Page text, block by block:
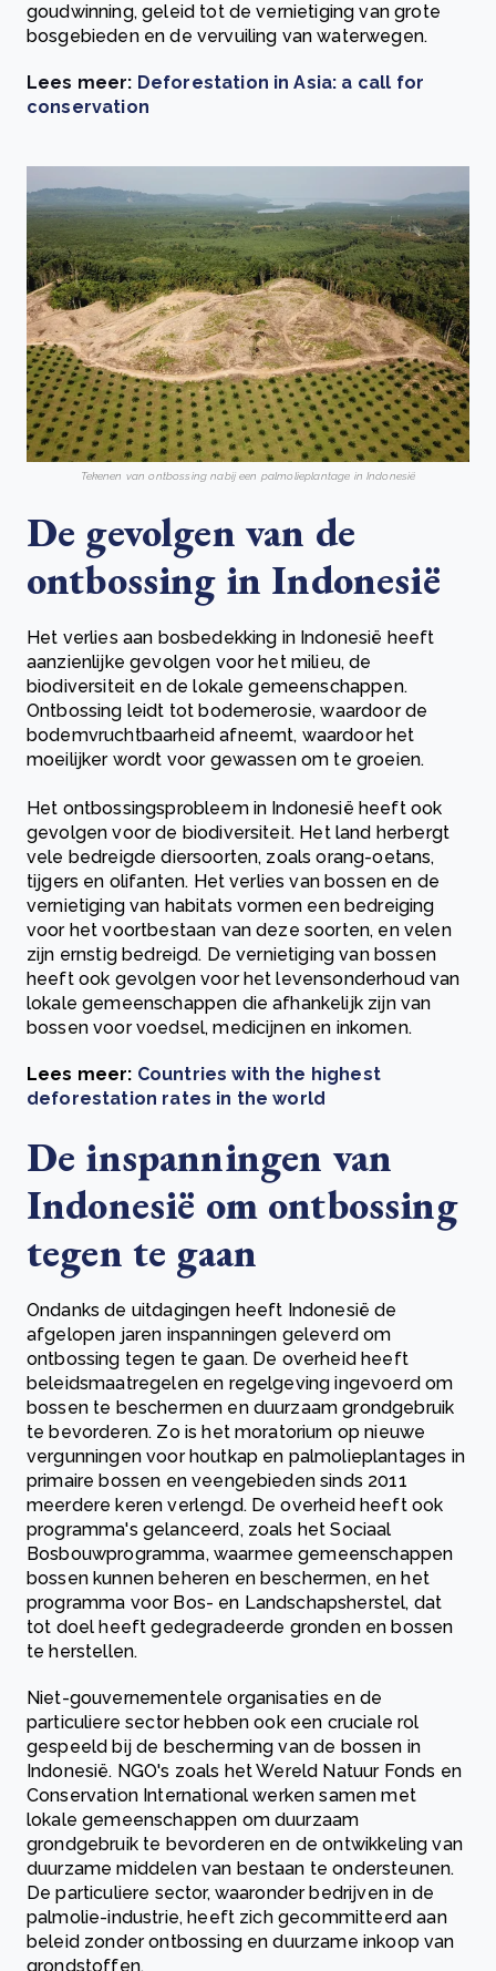
goudwinning, geleid tot de vernietiging van grote
bosgebieden en de vervuiling van waterwegen.
Lees meer: Deforestation in Asia: a call for
conservation
Tekenen van ontbossing nabij een palmolieplantage in Indonesië
De gevolgen van de
ontbossing in Indonesië
Het verlies aan bosbedekking in Indonesië heeft
aanzienlijke gevolgen voor het milieu, de
biodiversiteit en de lokale gemeenschappen.
Ontbossing leidt tot bodemerosie, waardoor de
bodemvruchtbaarheid afneemt, waardoor het
moeilijker wordt voor gewassen om te groeien.
Het ontbossingsprobleem in Indonesië heeft ook
gevolgen voor de biodiversiteit. Het land herbergt
vele bedreigde diersoorten, zoals orang-oetans,
tijgers en olifanten. Het verlies van bossen en de
vernietiging van habitats vormen een bedreiging
voor het voortbestaan van deze soorten, en velen
zijn ernstig bedreigd. De vernietiging van bossen
heeft ook gevolgen voor het levensonderhoud van
lokale gemeenschappen die afhankelijk zijn van
bossen voor voedsel, medicijnen en inkomen.
Lees meer: Countries with the highest
deforestation rates in the world
De inspanningen van
Indonesië om ontbossing
tegen te gaan
Ondanks de uitdagingen heeft Indonesië de
afgelopen jaren inspanningen geleverd om
ontbossing tegen te gaan. De overheid heeft
beleidsmaatregelen en regelgeving ingevoerd om
bossen te beschermen en duurzaam grondgebruik
te bevorderen. Zo is het moratorium op nieuwe
vergunningen voor houtkap en palmolieplantages in
primaire bossen en veengebieden sinds 2011
meerdere keren verlengd. De overheid heeft ook
programma's gelanceerd, zoals het Sociaal
Bosbouwprogramma, waarmee gemeenschappen
bossen kunnen beheren en beschermen, en het
programma voor Bos- en Landschapsherstel, dat
tot doel heeft gedegradeerde gronden en bossen
te herstellen.
Niet-gouvernementele organisaties en de
particuliere sector hebben ook een cruciale rol
gespeeld bij de bescherming van de bossen in
Indonesië. NGO's zoals het Wereld Natuur Fonds en
Conservation International werken samen met
lokale gemeenschappen om duurzaam
grondgebruik te bevorderen en de ontwikkeling van
duurzame middelen van bestaan te ondersteunen.
De particuliere sector, waaronder bedrijven in de
palmolie-industrie, heeft zich gecommitteerd aan
beleid zonder ontbossing en duurzame inkoop van
grondstoffen.